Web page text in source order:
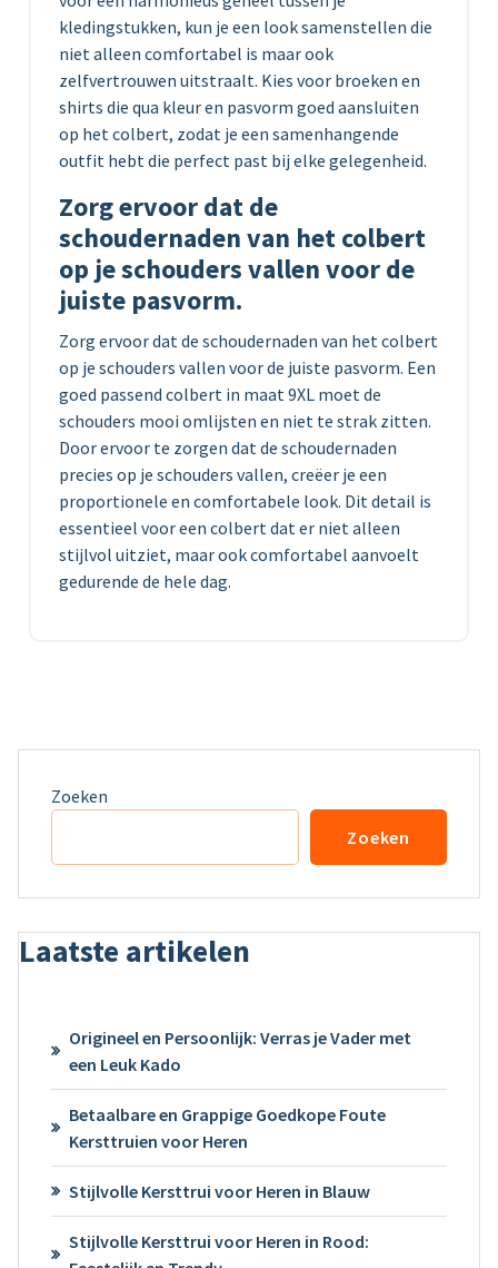
kledingstukken, kun je een look samenstellen die
niet alleen comfortabel is maar ook
zelfvertrouwen uitstraalt. Kies voor broeken en
shirts die qua kleur en pasvorm goed aansluiten
op het colbert, zodat je een samenhangende
outfit hebt die perfect past bij elke gelegenheid.
Zorg ervoor dat de
schoudernaden van het colbert
op je schouders vallen voor de
juiste pasvorm.
Zorg ervoor dat de schoudernaden van het colbert
op je schouders vallen voor de juiste pasvorm. Een
goed passend colbert in maat 9XL moet de
schouders mooi omlijsten en niet te strak zitten.
Door ervoor te zorgen dat de schoudernaden
precies op je schouders vallen, creëer je een
proportionele en comfortabele look. Dit detail is
essentieel voor een colbert dat er niet alleen
stijlvol uitziet, maar ook comfortabel aanvoelt
gedurende de hele dag.
Zoeken
Zoeken
Laatste artikelen
Origineel en Persoonlijk: Verras je Vader met
een Leuk Kado
Betaalbare en Grappige Goedkope Foute
Kersttruien voor Heren
Stijlvolle Kersttrui voor Heren in Blauw
Stijlvolle Kersttrui voor Heren in Rood: